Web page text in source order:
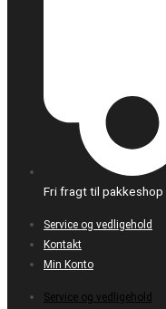
Fri fragt til
Service og vedligehold
Kontakt
Min Konto
Service og vedligehold